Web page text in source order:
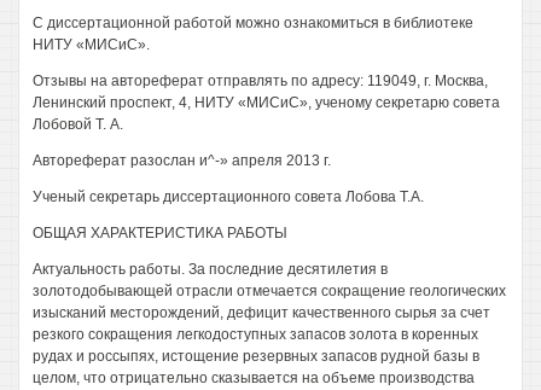
С диссертационной работой можно ознакомиться в библиотеке
НИТУ «МИСиС».
Отзывы на автореферат отправлять по адресу: 119049, г. Москва,
Ленинский проспект, 4, НИТУ «МИСиС», ученому секретарю совета
Лобовой Т. А.
Автореферат разослан и^-» апреля 2013 г.
Ученый секретарь диссертационного совета Лобова Т.А.
ОБЩАЯ ХАРАКТЕРИСТИКА РАБОТЫ
Актуальность работы. За последние десятилетия в
золотодобывающей отрасли отмечается сокращение геологических
изысканий месторождений, дефицит качественного сырья за счет
резкого сокращения легкодоступных запасов золота в коренных
рудах и россыпях, истощение резервных запасов рудной базы в
целом, что отрицательно сказывается на объеме производства